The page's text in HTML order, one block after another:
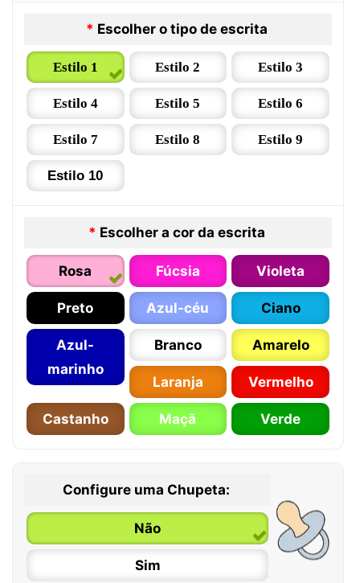
* Escolher o tipo de escrita
Estilo 1 Estilo 2 Estilo 3
Estilo 4 Estilo 5 Estilo 6
Estilo 7 Estilo 8 Estilo 9
Estilo 10
* Escolher a cor da escrita
Rosa Fúcsia Violeta
Preto Azul-céu Ciano
Azul-
marinho
Branco Amarelo
Laranja Vermelho
Castanho Maçã Verde
Configure uma Chupeta:
Não
Sim